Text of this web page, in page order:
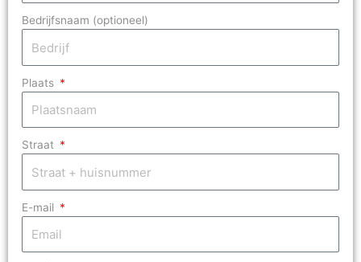
Bedrijfsnaam (optioneel)
Plaats
Straat
E-mail